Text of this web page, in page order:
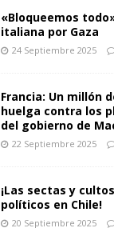
«Bloqueemos
italiana por Gaza
24 Septiembre 2025
Francia: Un millón
huelga contra los
del gobierno de
22 Septiembre 2025
¡Las sectas y
políticos en Chile!
20 Septiembre 2025